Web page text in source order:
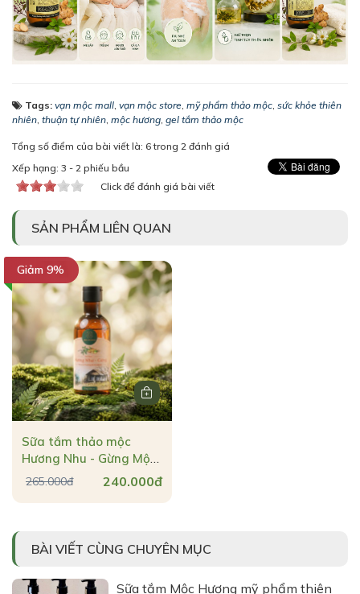
Tags: vạn mộc mall, vạn mộc store, mỹ phẩm thảo mộc, sức khỏe thiên
nhiên, thuận tự nhiên, mộc hương, gel tắm thảo mộc
Tổng số điểm của bài viết là: 6 trong 2 đánh giá
Xếp hạng: 3 - 2 phiếu bầu
Click để đánh giá bài viết
SẢN PHẨM LIÊN QUAN
Sữa tắm thảo mộc
Hương Nhu - Gừng Mộc
Hương làm ấm & dưỡng
240.000đ
265.000đ
Giảm 9%
BÀI VIẾT CÙNG CHUYÊN MỤC
Sữa tắm Mộc Hương mỹ phẩm thiên